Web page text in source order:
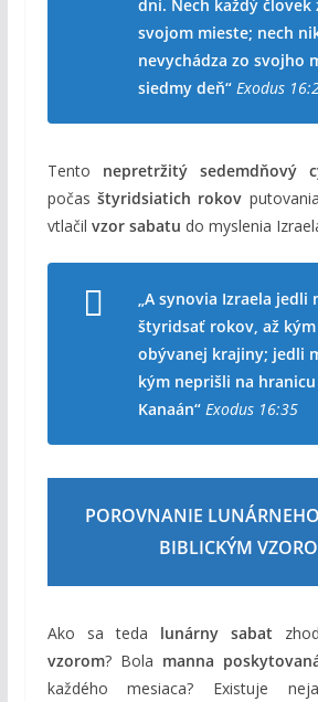
dni. Nech každý človek
svojom mieste; nech
nevychádza zo svojho
siedmy deň“ Exodus
Tento nepretržitý sedemdňový
počas štyridsiatich rokov
vtlačil vzor sabatu do myslenia
„A synovia Izraela jedli
štyridsať rokov, až
obývanej krajiny; jedli
kým neprišli na
Kanaán“ Exodus 16:35
POROVNANIE
BIBLICKÝM
Ako sa teda lunárny sabat
vzorom? Bola manna
každého mesiaca? Existuje